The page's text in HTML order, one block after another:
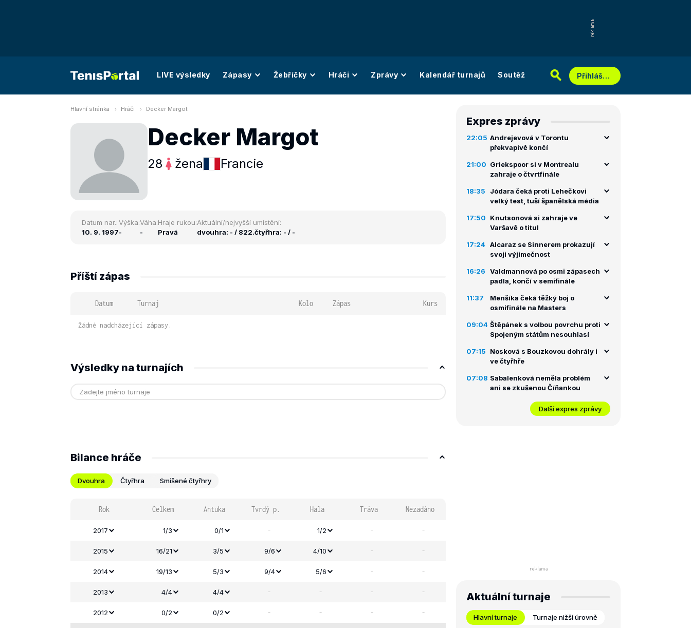
LIVE výsledky Zápasy Žebříčky Hráči Zprávy Kalendář turnajů Soutěž Přihlášení
Hlavní stránka Hráči Decker Margot
Decker Margot
28 žena Francie
Datum nar.:
10. 9. 1997
Výška:
-
Váha:
-
Hraje rukou:
Pravá
Aktuální/nejvyšší umístění:
dvouhra: - / 822.čtyřhra: - / -
Příští zápas
Datum Turnaj Kolo Zápas Kurs
Žádné nadcházející zápasy.
Výsledky na turnajích
Bilance hráče
Dvouhra Čtyřhra Smíšené čtyřhry
Rok Celkem Antuka Tvrdý p. Hala Tráva Nezadáno
2017 1/3 0/1 - 1/2 - -
2015 16/21 3/5 9/6 4/10 - -
2014 19/13 5/3 9/4 5/6 - -
2013 4/4 4/4 - - - -
2012 0/2 0/2 - - - -
Expres zprávy
22:05 Andrejevová v Torontu
překvapivě končí
21:00 Griekspoor si v Montrealu
zahraje o čtvrtfinále
18:35
Jódara čeká proti Lehečkovi
velký test, tuší španělská média
17:50
Knutsonová si zahraje ve
Varšavě o titul
17:24 Alcaraz se Sinnerem prokazují
svoji výjimečnost
16:26
Valdmannová po osmi zápasech
padla, končí v semifinále
11:37
Menšíka čeká těžký boj o
osmifinále na Masters
09:04 Štěpánek s volbou povrchu proti
Spojeným státům nesouhlasí
07:15
Nosková s Bouzkovou dohrály i
ve čtyřhře
07:08 Sabalenková neměla problém
ani se zkušenou Číňankou
Další expres zprávy
Aktuální turnaje
Hlavní turnaje Turnaje nižší úrovně